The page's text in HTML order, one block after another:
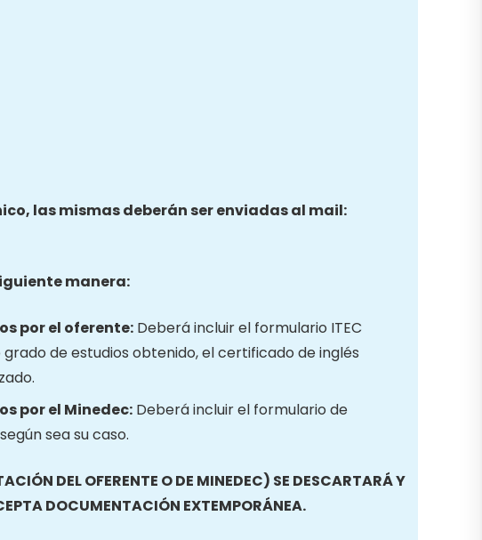
las mismas deberán ser enviadas al mail:
manera:
por el oferente: Deberá incluir el formulario ITEC
de estudios obtenido, el certificado de inglés
por el Minedec: Deberá incluir el formulario de
sea su caso.
DEL OFERENTE O DE MINEDEC) SE DESCARTARÁ Y
DOCUMENTACIÓN EXTEMPORÁNEA.